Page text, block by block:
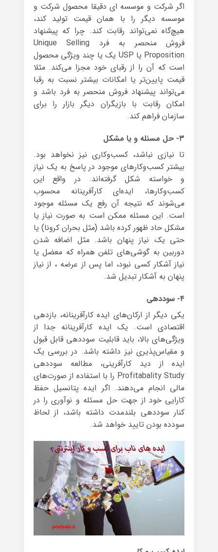
اگر شرکت و موسسه ای دقیقا محصول شرکت و
موسسه دیگر را با همان قیمت تولید کند،
هیچ‌گاه نمی‌تواند رقابت کند. چرا که پیشنهاد
فروش منحصر به فرد Unique Selling
Proposition یا USP یک یا چند ویژگی محصول
است که آن را از رقبای خود مجزا می‌کند. مثلا
قیمت پایین‌تر یا امکانات بیشتر نسبت به رقبا
می‌تواند پیشنهاد فروش منحصر به فرد باشد و
امکان رقابت با بازیگران دیگر بازار را برای
سازمان فراهم کند.
۳- حل مسئله و یا مشکل
تا نیازی نباشد، کسب‌و‌کاری نیز نخواهد بود.
بیشتر کسب‌وکارهای موجود در پاسخ به یک نیاز
و خواسته شکل گرفته‌اند. در واقع این
کسب‌وکارها، ایده‌ای کارآفرینانه محسوب
می‌شوند که نتیجه‌ آن رفع یک مسئله‌ موجود
است. این مسئله ممکن است به صورت نیاز یا
مشکل حاد ظهور کرده باشد (مثل بحران کرونا) یا
حتی یک نیاز پنهان باشد. مثل اضافه شدن
دوربین به گوشی‌های تلفن همراه که معضل یا
نیاز آشکار کسی نبود، اما پس از عرضه ، از نیاز
پنهان به آشکار تبدیل شد.
۴- سوددهی
یکی دیگر از ارکان‌های ایده‌ کارآفرینانه، بازدهی
اقتصادی است. یک ایده‌ کارآفرینانه جدا از
ویژگی‌های بالا، باید قابلیت سوددهی قابل قبول
و مقیاس‌پذیری نیز داشته باشد. در بررسی یک
ایده از دید کارآفرینی، مطالعه‌ سوددهی
Profitabality Study را با استفاده از صورت‌های
مالی انجام می‌دهند. اگر ایده پتانسیل حفظ
کارایی خود از جهت حل مسئله و نوآوری را در
کنار سوددهی بلند‌مدت داشته باشد، از لحاظ
سودده بودن تایید خواهد شد.